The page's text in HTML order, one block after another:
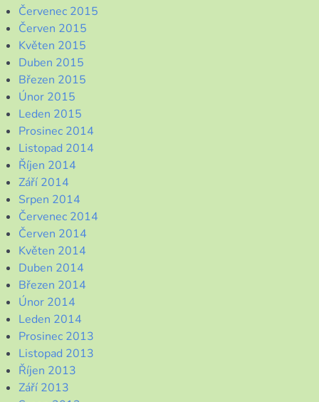
Červenec 2015
Červen 2015
Květen 2015
Duben 2015
Březen 2015
Únor 2015
Leden 2015
Prosinec 2014
Listopad 2014
Říjen 2014
Září 2014
Srpen 2014
Červenec 2014
Červen 2014
Květen 2014
Duben 2014
Březen 2014
Únor 2014
Leden 2014
Prosinec 2013
Listopad 2013
Říjen 2013
Září 2013